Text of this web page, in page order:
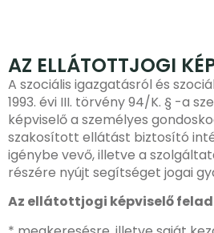
AZ ELLÁTOTTJOGI
A szociális igazgatásról és
1993. évi III. törvény 94/K. § -a
képviselő a személyes
szakosított ellátást biztosító
igénybe vevő, illetve a
részére nyújt segítséget jogai
Az ellátottjogi képviselő